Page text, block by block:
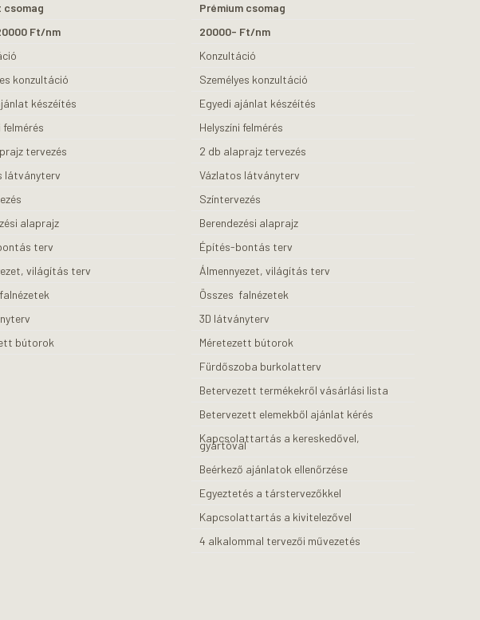
csomag
Ft/nm
konzultáció
készéítés
felmérés
tervezés
látványterv
alaprajz
terv
világítás terv
bútorok
Prémium csomag
20000- Ft/nm
Konzultáció
Személyes konzultáció
Egyedi ajánlat készéítés
Helyszíni felmérés
2 db alaprajz tervezés
Vázlatos látványterv
Színtervezés
Berendezési alaprajz
Építés-bontás terv
Álmennyezet, világítás terv
Összes falnézetek
3D látványterv
Méretezett bútorok
Fürdőszoba burkolatterv
Betervezett termékekről vásárlási lista
Betervezett elemekből ajánlat kérés
Kapcsolattartás a kereskedővel,
gyártóval
Beérkező ajánlatok ellenőrzése
Egyeztetés a társtervezőkkel
Kapcsolattartás a kivitelezővel
4 alkalommal tervezői művezetés